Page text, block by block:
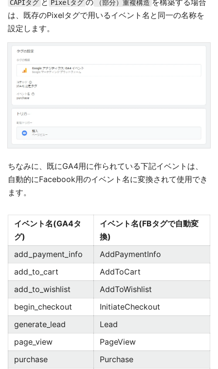
CAPIタグ と Pixelタグ の （部分）重複構造 を構築する場合
は、既存のPixelタグで用いるイベント名と同一の名称を
設定します。
ちなみに、既にGA4用に作られている下記イベントは、
自動的にFacebook用のイベント名に変換されて使用でき
ます。
イベント名(GA4タ
グ)
イベント名(FBタグで自動変
換)
add_payment_info
AddPaymentInfo
add_to_cart
AddToCart
add_to_wishlist
AddToWishlist
begin_checkout
InitiateCheckout
generate_lead
Lead
page_view
PageView
purchase
Purchase